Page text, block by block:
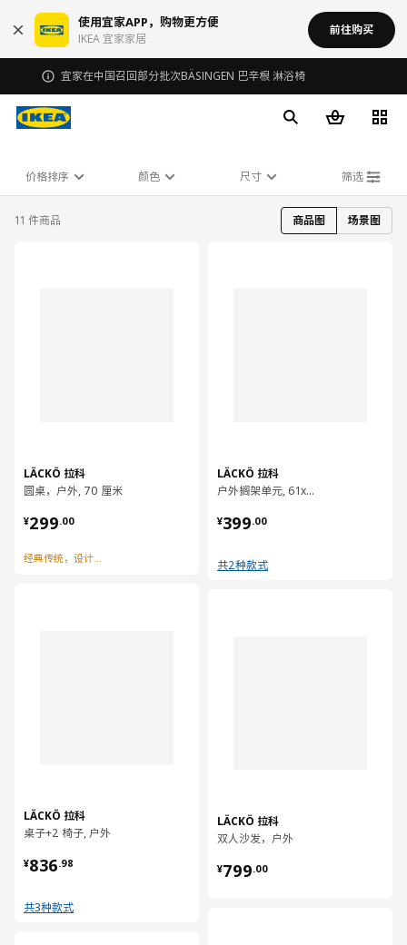
使用宜家APP，购物更方便
IKEA 宜家家居
前往购买
宜家在中国召回部分批次BÄSINGEN 巴辛根 淋浴椅
价格排序 颜色 尺寸 筛选
11 件商品 商品图 场景图
LÄCKÖ 拉科
圆桌，户外, 70 厘米
¥299.00
¥ 299.00
经典传统，设计浪漫
LÄCKÖ 拉科
桌子+2 椅子, 户外
¥836.98
¥ 836.98
共3种款式
LÄCKÖ 拉科
户外搁架单元, 61x160 厘米
¥399.00
¥ 399.00
共2种款式
LÄCKÖ 拉科
双人沙发，户外
¥799.00
¥ 799.00